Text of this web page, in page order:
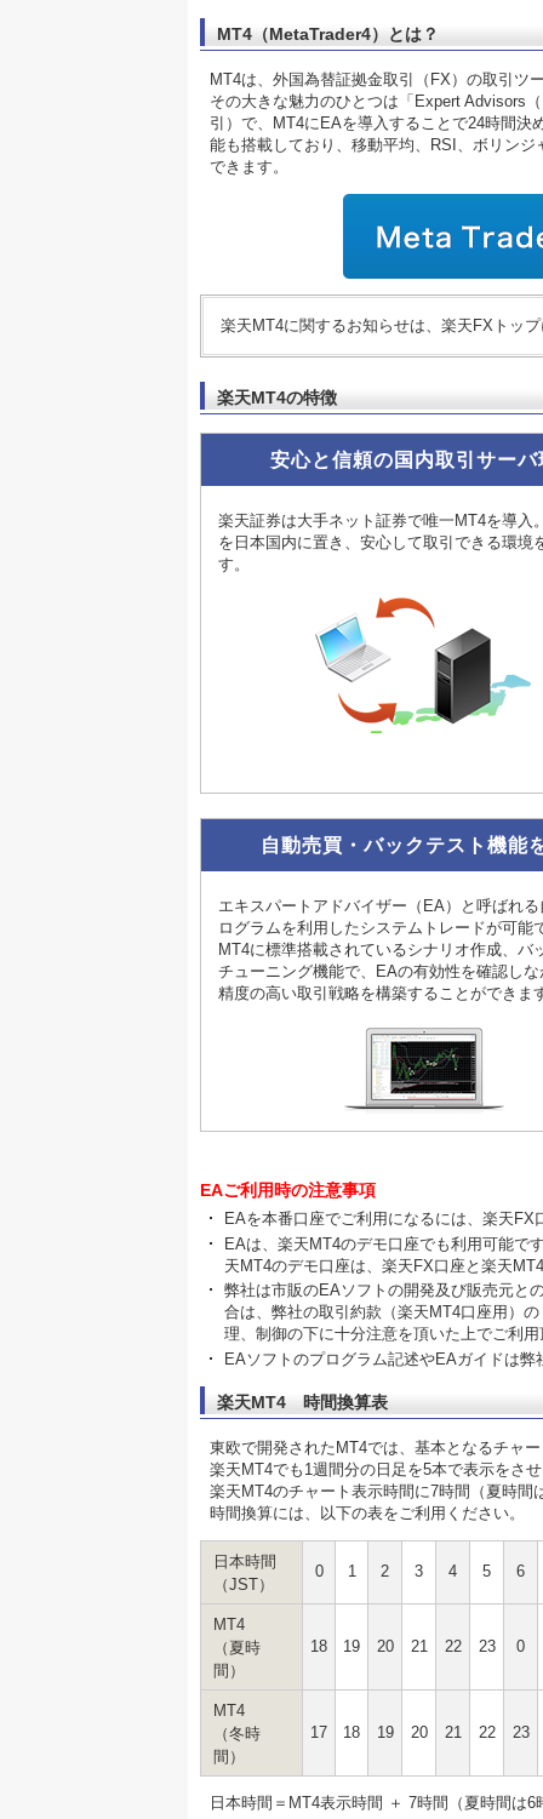
MT4（MetaTrader4）とは？
MT4は、外国為替証拠金取引（FX）の取引ツ
その大きな魅力のひとつは「Expert Advisors
引）で、MT4にEAを導入することで24時間
能も搭載しており、移動平均、RSI、ボリン
できます。
楽天MT4に関するお知らせは、楽天FXトッ
楽天MT4の特徴
安心と信頼の国内取引サーバ
楽天証券は大手ネット証券で唯一MT4を導入
を日本国内に置き、安心して取引できる環境
す。
自動売買・バックテスト機能
エキスパートアドバイザー（EA）と呼ばれ
ログラムを利用したシステムトレードが可能
MT4に標準搭載されているシナリオ作成、バ
チューニング機能で、EAの有効性を確認し
精度の高い取引戦略を構築することができま
EAご利用時の注意事項
EAを本番口座でご利用になるには、楽天
EAは、楽天MT4のデモ口座でも利用可能で
天MT4のデモ口座は、楽天FX口座と楽天
弊社は市販のEAソフトの開発及び販売元と
合は、弊社の取引約款（楽天MT4口座用）
理、制御の下に十分注意を頂いた上でご利
EAソフトのプログラム記述やEAガイドは
楽天MT4 時間換算表
東欧で開発されたMT4では、基本となるチャ
楽天MT4でも1週間分の日足を5本で表示をさ
楽天MT4のチャート表示時間に7時間（夏時
時間換算には、以下の表をご利用ください。
日本時間
（JST）
0 1 2 3 4 5 6
MT4
（夏時
間）
18 19 20 21 22 23 0
MT4
（冬時
間）
17 18 19 20 21 22 23
日本時間＝MT4表示時間 ＋ 7時間（夏時間は6